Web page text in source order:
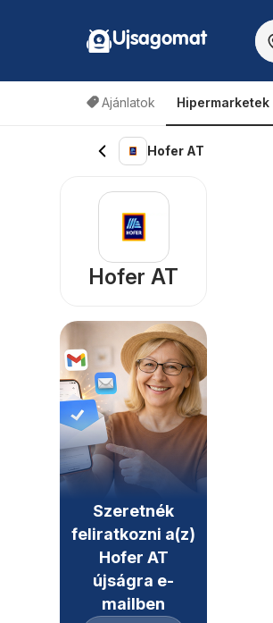
Ujsagomat
Ajánlatok Hipermarketek
Hofer AT
Hofer AT
Szeretnék
feliratkozni a(z)
Hofer AT
újságra e-
mailben